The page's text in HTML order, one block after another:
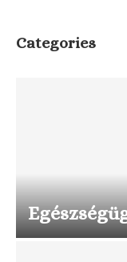
Categories